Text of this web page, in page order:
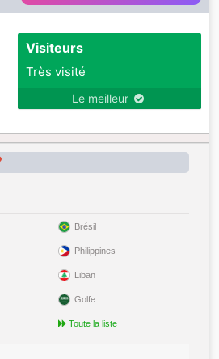
Visiteurs
Très visité
Le meilleur
Brésil
Philippines
Liban
Golfe
Toute la liste